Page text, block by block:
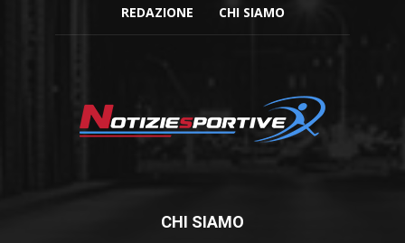
REDAZIONE CHI SIAMO
CHI SIAMO